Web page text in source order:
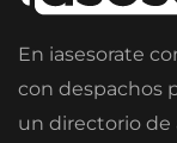
En iasesorate
con despachos
un directorio de